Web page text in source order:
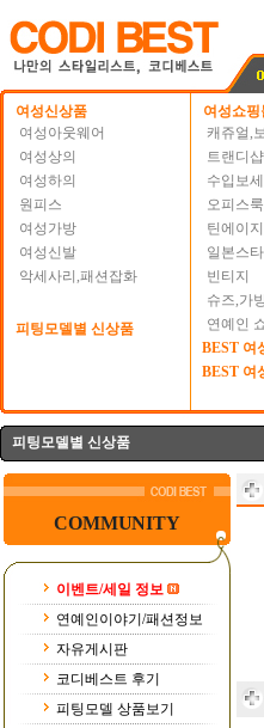
여성신상품
여성아웃웨어
여성상의
여성하의
원피스
여성가방
여성신발
악세사리,패션잡화
피팅모델별 신상품
여성쇼핑
캐쥬얼,
트랜디
수입보
오피스
틴에이
일본스타
빈티지
슈즈,가
연예인
BEST 여
BEST 여
피팅모델별 신상품
COMMUNITY
이벤트/세일 정보
연예인이야기/패션정보
자유게시판
코디베스트 후기
피팅모델 상품보기